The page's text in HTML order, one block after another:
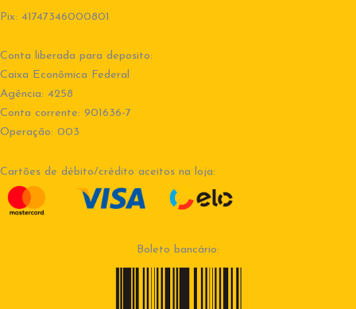
Pix: 41747346000801
Conta liberada para deposito:
Caixa Econômica Federal
Agência: 4258
Conta corrente: 901636-7
Operação: 003
Cartões de débito/crédito aceitos na loja:
Boleto bancário: